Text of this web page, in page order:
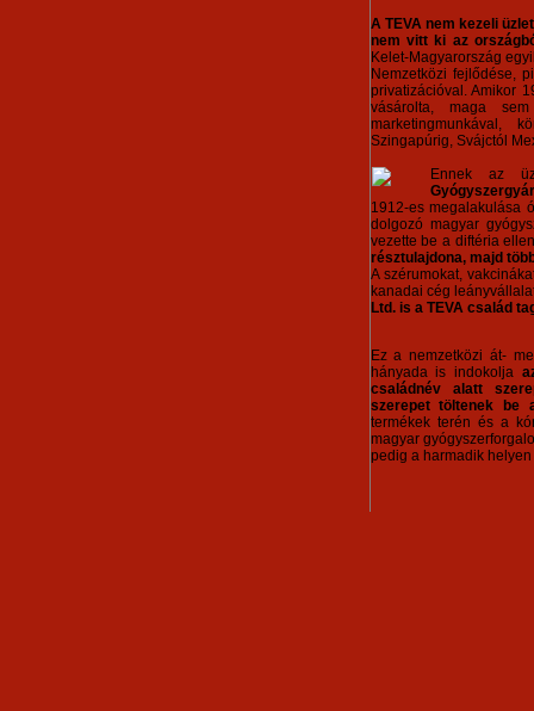
A TEVA nem kezeli
nem vitt ki az
Kelet-Magyarország
Nemzetközi fejlődése,
privatizációval. Amikor
vásárolta, maga
marketingmunkával,
Szingapúrig, Svájctól
Ennek az
1912-es megalakulása
dolgozó magyar
vezette be a diftéria
résztulajdona, majd
A szérumokat,
kanadai cég
Ltd. is a TEVA család
Ez a nemzetközi át-
hányada is indokolja
családnév alatt
szerepet töltenek be
termékek terén és a
magyar
pedig a harmadik